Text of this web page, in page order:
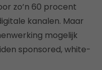
zo’n 60 procent
kanalen. Maar
mogelijk
sponsored, white-